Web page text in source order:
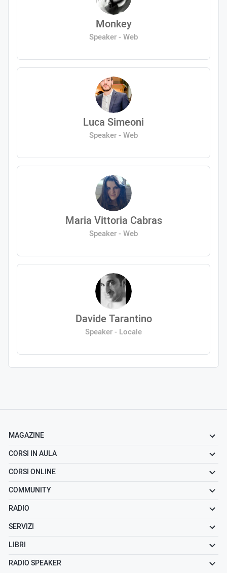
Monkey
Speaker - Web
Luca Simeoni
Speaker - Web
Maria Vittoria Cabras
Speaker - Web
Davide Tarantino
Speaker - Locale
MAGAZINE
CORSI IN AULA
CORSI ONLINE
COMMUNITY
RADIO
SERVIZI
LIBRI
RADIO SPEAKER